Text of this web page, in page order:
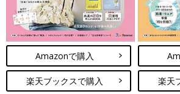
で美味しいもの食べる機会を増やすとい
し、食べたいものを家族で楽しみ、『美味
ね』という気持ちになるほうが、幸福度が
チベーションにつながります。
これまでの経験で、いきあたりばったりは
ることを学び、献立を立てるようになりま
Amazonで購入
楽天ブックスで購入 楽天